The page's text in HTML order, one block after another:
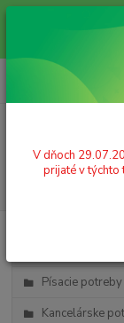
Milí zákazníci! V
Objednávky prijaté
+421 908 755 958
Po. - Pia. od 9:00 hod. -
Písacie potreby
Kancelárske
V dňoch
prijaté v týchto